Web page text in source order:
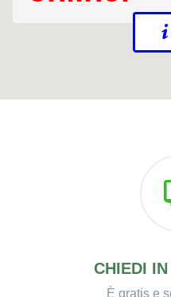
CHIEDI
È gratis e